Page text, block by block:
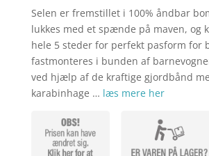
er:
Selen er fremstillet i 100% åndbar
lukkes med et spænde på maven, og
hele 5 steder for perfekt pasform for
fastmonteres i bunden af
ved hjælp af de kraftige gjordbånd
karabinhage … læs mere her